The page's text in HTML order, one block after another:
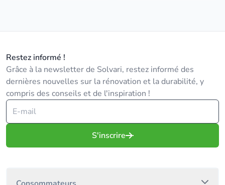
Restez informé !
Grâce à la newsletter de Solvari, restez informé des
dernières nouvelles sur la rénovation et la durabilité, y
compris des conseils et de l'inspiration !
S'inscrire